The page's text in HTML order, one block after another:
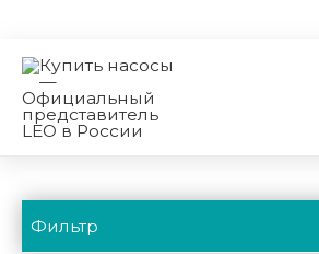
Фильтр